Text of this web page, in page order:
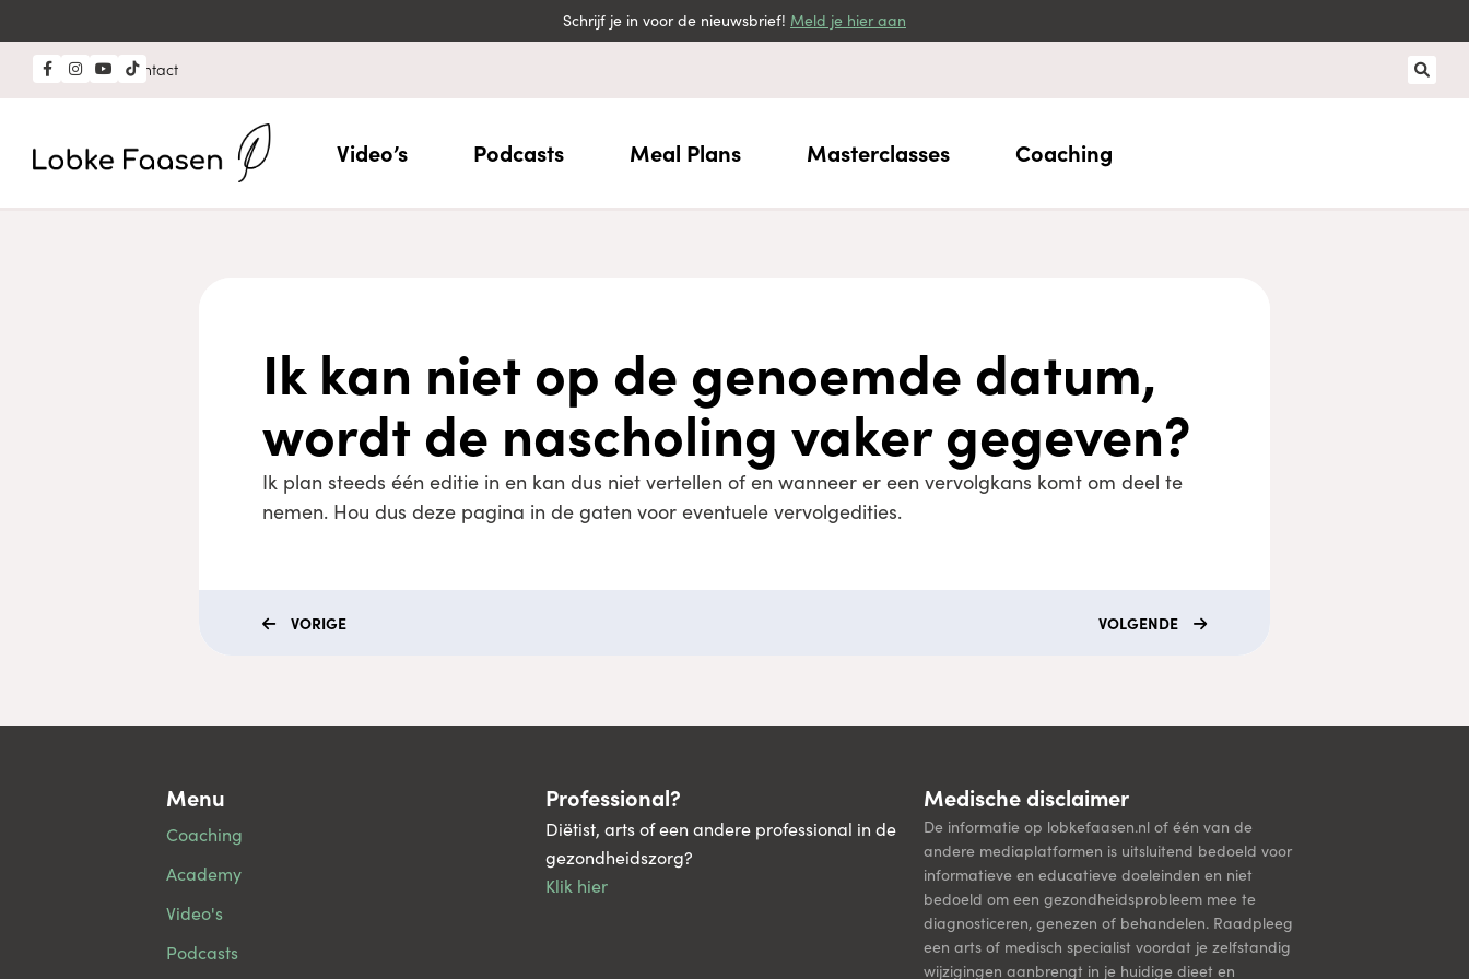
Schrijf je in voor de nieuwsbrief! Meld je hier aan
Video’s Podcasts Meal Plans Masterclasses Coaching
Professional? Contact
Ik kan niet op de genoemde datum,
wordt de nascholing vaker gegeven?
Ik plan steeds één editie in en kan dus niet vertellen of en wanneer er een vervolgkans komt om deel te
nemen. Hou dus deze pagina in de gaten voor eventuele vervolgedities.
VORIGE VOLGENDE
Menu
Coaching
Academy
Video's
Podcasts
Professional?
Diëtist, arts of een andere professional in de
gezondheidszorg?
Klik hier
Medische disclaimer
De informatie op lobkefaasen.nl of één van de
andere mediaplatformen is uitsluitend bedoeld voor
informatieve en educatieve doeleinden en niet
bedoeld om een gezondheidsprobleem mee te
diagnosticeren, genezen of behandelen. Raadpleeg
een arts of medisch specialist voordat je zelfstandig
wijzigingen aanbrengt in je huidige dieet en